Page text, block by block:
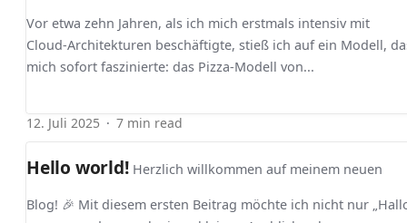
Vor etwa zehn Jahren, als ich mich erstmals intensiv mit
Cloud‑Architekturen beschäftigte, stieß ich auf ein Modell,
mich sofort faszinierte: das Pizza‑Modell von...
12. Juli 2025 7 min read
Hello world! Herzlich willkommen auf meinem neuen
Blog! 🎉 Mit diesem ersten Beitrag möchte ich nicht nur